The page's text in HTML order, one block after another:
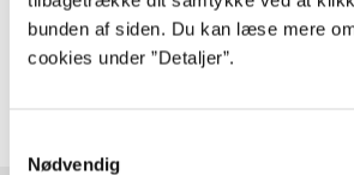
bunden af siden. Du kan læse mere
cookies under ”Detaljer”.
Nødvendig
Artiklerne ihandler ofte om